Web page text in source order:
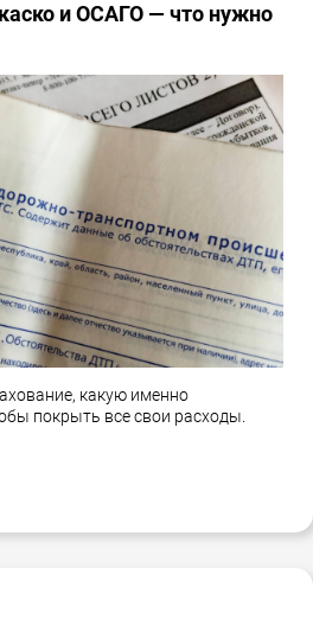
и ОСАГО — что нужно
какую именно
покрыть все свои расходы.